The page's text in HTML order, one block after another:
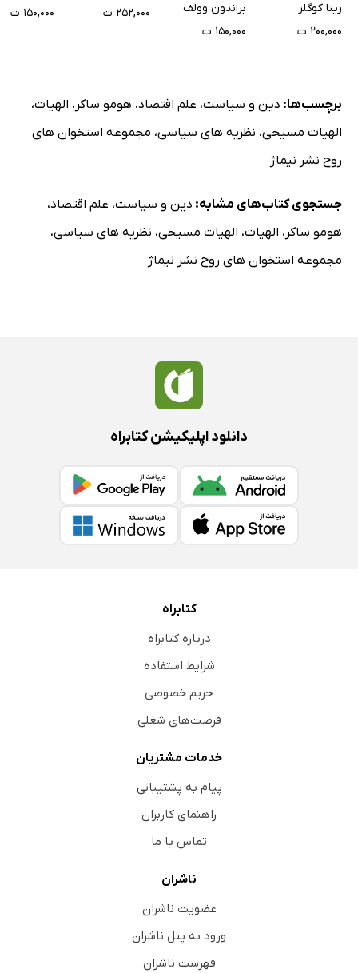
ریتا کوگلر
۲۰۰,۰۰۰ ت
براندون وولف
۱۵۰,۰۰۰ ت
۲۵۲,۰۰۰ ت
۱۵۰,۰۰۰ ت
برچسب‌ها: دین و سیاست، علم اقتصاد، هومو ساکر ، الهیات،
الهیات مسیحی، نظریه های سیاسی، مجموعه استخوان های
روح نشر نیماژ
جستجوی کتاب‌های مشابه: دین و سیاست، علم اقتصاد،
هومو ساکر ، الهیات، الهیات مسیحی، نظریه های سیاسی،
مجموعه استخوان های روح نشر نیماژ
دانلود اپلیکیشن کتابراه
کتابراه
درباره کتابراه
شرایط استفاده
حریم خصوصی
فرصت‌های شغلی
خدمات مشتریان
پیام به پشتیبانی
راهنمای کاربران
تماس با ما
ناشران
عضویت ناشران
ورود به پنل ناشران
فهرست ناشران